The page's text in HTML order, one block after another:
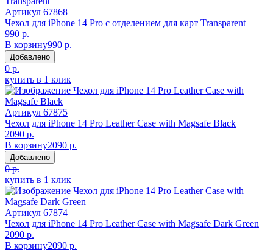
Артикул 67868
Чехол для iPhone 14 Pro с отделением для карт Transparent
990 р.
В корзину990 р.
Добавлено
0 р.
купить в 1 клик
Артикул 67875
Чехол для iPhone 14 Pro Leather Case with Magsafe Black
2090 р.
В корзину2090 р.
Добавлено
0 р.
купить в 1 клик
Артикул 67874
Чехол для iPhone 14 Pro Leather Case with Magsafe Dark Green
2090 р.
В корзину2090 р.